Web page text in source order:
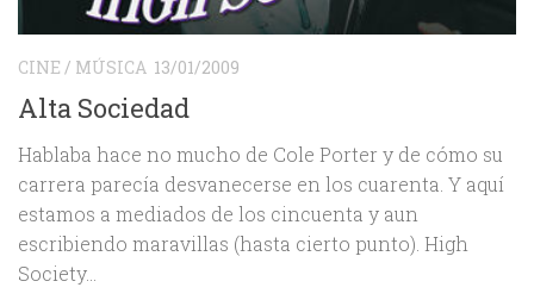
CINE / MÚSICA 13/01/2009
Alta Sociedad
Hablaba hace no mucho de Cole Porter y de cómo su
carrera parecía desvanecerse en los cuarenta. Y aquí
estamos a mediados de los cincuenta y aun
escribiendo maravillas (hasta cierto punto). High
Society...